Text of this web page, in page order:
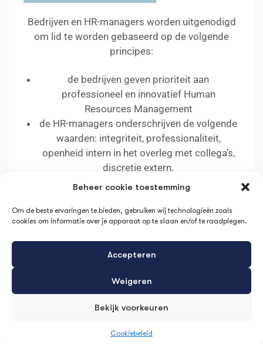
Beheer cookie toestemming
Om de beste ervaringen te bieden, gebruiken wij technologieën zoals
cookies om informatie over je apparaat op te slaan en/of te raadplegen.
Accepteren
Weigeren
Bekijk voorkeuren
Cookiebeleid
Bedrijven en HR-managers worden uitgenodigd
om lid te worden gebaseerd op de volgende
principes:
de bedrijven geven prioriteit aan
professioneel en innovatief Human
Resources Management
de HR-managers onderschrijven de volgende
waarden: integriteit, professionaliteit,
openheid intern in het overleg met collega’s,
discretie extern.
worden behandeld in een sfeer van vertrouwen,
gebaseerd op de wens om te delen en te leren.